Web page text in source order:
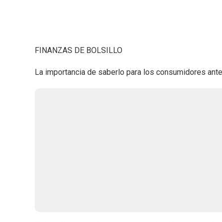
FINANZAS DE BOLSILLO
La importancia de saberlo para los consumidores